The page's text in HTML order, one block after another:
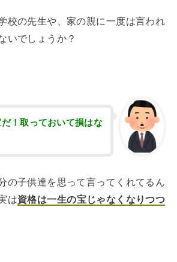
校の先生や、家の親に一度は言われ
いでしょうか？
だ！取っておいて損はな
の子供達を思って言ってくれてるん
は資格は一生の宝じゃなくなりつつ